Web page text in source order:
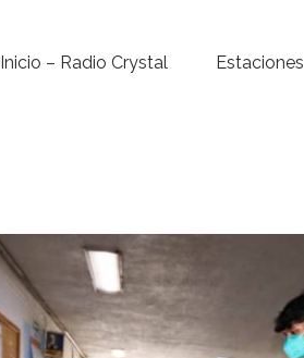
Inicio – Radio Crystal Estaciones
Noticias
Para ti